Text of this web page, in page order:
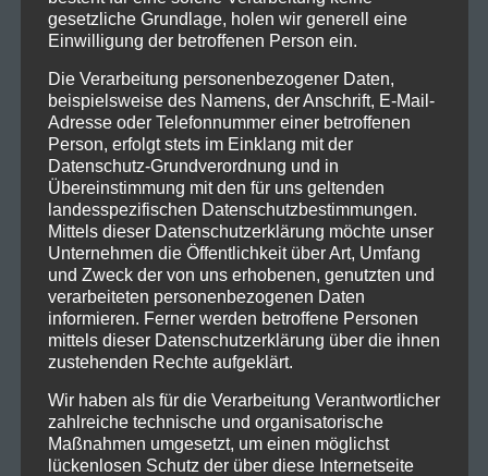
Ein weiterer Grund für den Erfolg vonTakidaist ihre
Fähigkeit, ihren Stil weiterzuentwickeln, ohne ihre
musikalischen Wurzeln zu verlieren. Dadurch
sprechen sie sowohl langjährige Fans als auch neue
Zuhörer an. Heute zähltTakida zu den
erfolgreichsten Rockbands Skandinaviens und bleibt
ein wichtiger Bestandteil der modernen
schwedischen Rockmusik.
Tickets gibt es unter :
https://www.eventim.de/artist/takida/?affiliate=EYA
Link :https://www.takidamusic.com
0 0
gesetzliche Grundlage, holen wir generell eine
Einwilligung der betroffenen Person ein.
Die Verarbeitung personenbezogener Daten,
beispielsweise des Namens, der Anschrift, E-Mail-
Adresse oder Telefonnummer einer betroffenen
Person, erfolgt stets im Einklang mit der
Datenschutz-Grundverordnung und in
Übereinstimmung mit den für uns geltenden
landesspezifischen Datenschutzbestimmungen.
Mittels dieser Datenschutzerklärung möchte unser
Unternehmen die Öffentlichkeit über Art, Umfang
und Zweck der von uns erhobenen, genutzten und
verarbeiteten personenbezogenen Daten
informieren. Ferner werden betroffene Personen
mittels dieser Datenschutzerklärung über die ihnen
zustehenden Rechte aufgeklärt.
Wir haben als für die Verarbeitung Verantwortlicher
zahlreiche technische und organisatorische
Maßnahmen umgesetzt, um einen möglichst
lückenlosen Schutz der über diese Internetseite